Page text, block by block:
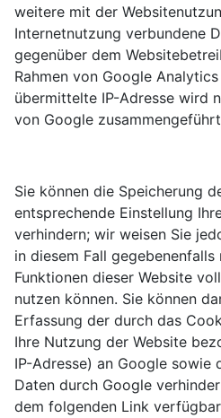
weitere mit der
Internetnutzung verbundene
gegenüber dem
Rahmen von Google
übermittelte IP-Adresse wird
von Google
Sie können die Speicherung
entsprechende Einstellung
verhindern; wir weisen Sie
in diesem Fall
Funktionen dieser Website
nutzen können. Sie können
Erfassung der durch das
Ihre Nutzung der Website
IP-Adresse) an Google sowie
Daten durch Google
dem folgenden Link